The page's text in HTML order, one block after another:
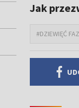
Jak
#DZIEWIĘĆ